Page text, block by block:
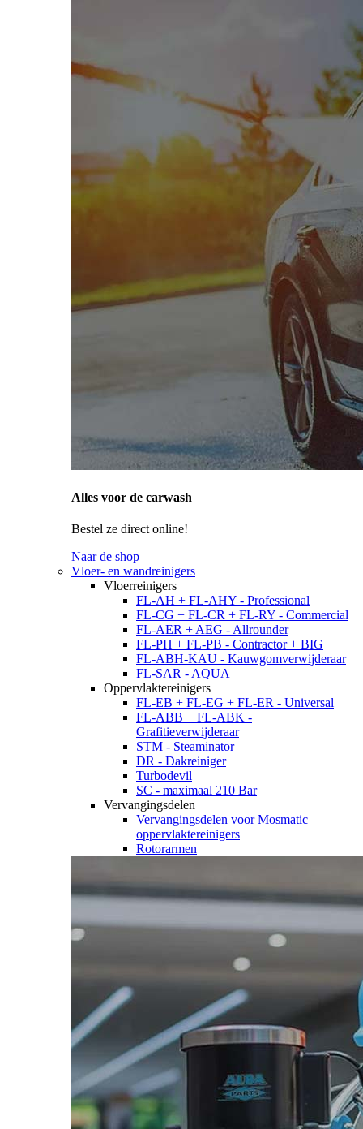
Alles voor de carwash
Bestel ze direct online!
Naar de shop
Vloer- en wandreinigers
Vloerreinigers
FL-AH + FL-AHY - Professional
FL-CG + FL-CR + FL-RY - Commercial
FL-AER + AEG - Allrounder
FL-PH + FL-PB - Contractor + BIG
FL-ABH-KAU - Kauwgomverwijderaar
FL-SAR - AQUA
Oppervlaktereinigers
FL-EB + FL-EG + FL-ER - Universal
FL-ABB + FL-ABK -
Grafitieverwijderaar
STM - Steaminator
DR - Dakreiniger
Turbodevil
SC - maximaal 210 Bar
Vervangingsdelen
Vervangingsdelen voor Mosmatic
oppervlaktereinigers
Rotorarmen